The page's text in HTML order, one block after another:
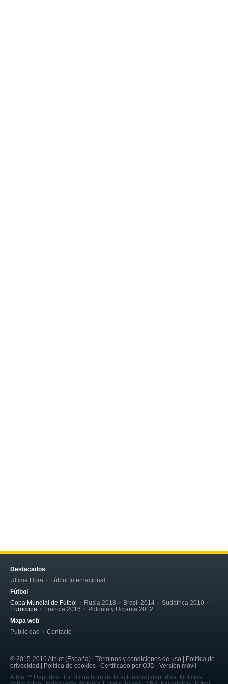
Destacados
Última Hora
Fútbol Internacional
Fútbol
Copa Mundial de Fútbol
Rusia 2018 Brasil 2014
Sudáfrica 2010
Eurocopa
Francia 2016
Polonia y Ucrania 2012
Mapa web
Publicidad
Contacto
© 2015-2016 Athlet (España) l Términos y condiciones de uso | Política de
privacidad | Política de cookies | Certificado por OJD | Versión móvil
Athlet™ Deportes : La última hora de la actualidad deportiva. Noticias